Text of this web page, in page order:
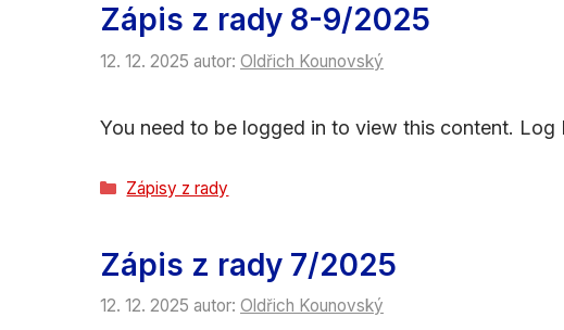
Zápis z rady 8-9/2025
12. 12. 2025 autor: Oldřich Kounovský
You need to be logged in to view this content. Log
Rubriky
Zápisy z rady
Zápis z rady 7/2025
12. 12. 2025 autor: Oldřich Kounovský